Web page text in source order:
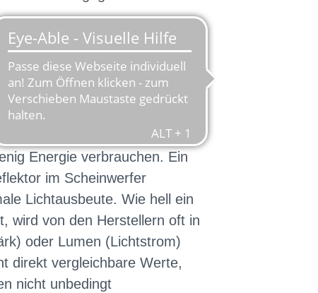
& Rückleuchte
LED-Leuchten, die helles
Energie verbrauchen. Ein
im Scheinwerfer
Lichtausbeute. Wie hell ein
wird von den Herstellern oft in
oder Lumen (Lichtstrom)
direkt vergleichbare Werte,
nicht unbedingt